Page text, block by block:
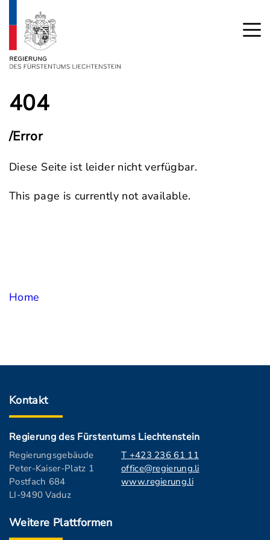
404
/Error
Diese Seite ist leider nicht verfügbar.
This page is currently not available.
Home
Kontakt
Regierung des Fürstentums Liechtenstein
Regierungsgebäude
Peter-Kaiser-Platz 1
Postfach 684
LI-9490 Vaduz
T +423 236 61 11
office@regierung.li
www.regierung.li
Weitere Plattformen